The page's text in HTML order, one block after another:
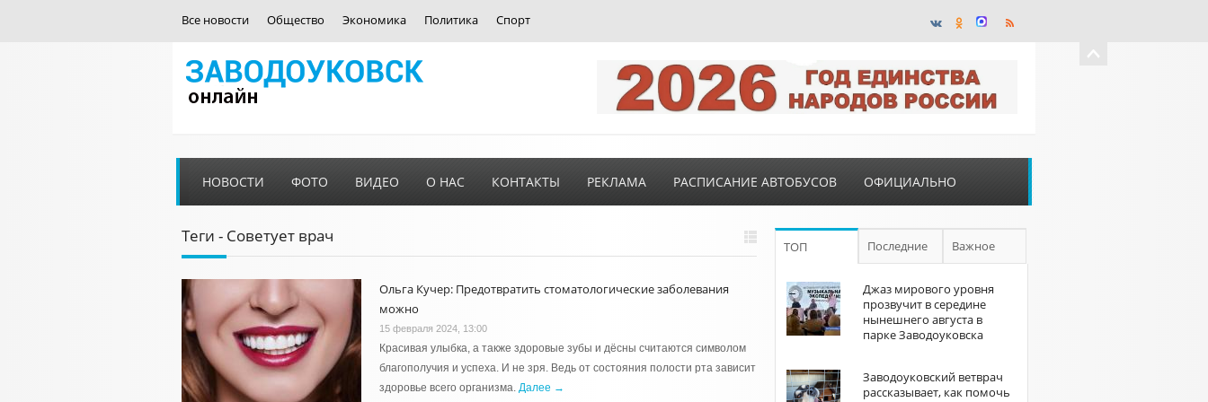
Все новости Общество Экономика Политика Спорт
НОВОСТИ ФОТО ВИДЕО О НАС КОНТАКТЫ РЕКЛАМА РАСПИСАНИЕ АВТОБУСОВ ОФИЦИАЛЬНО
Теги - Советует врач
Ольга Кучер: Предотвратить стоматологические заболевания
можно
15 февраля 2024, 13:00
Красивая улыбка, а также здоровые зубы и дёсны считаются символом
благополучия и успеха. И не зря. Ведь от состояния полости рта зависит
здоровье всего организма. Далее →
ТОП Последние Важное
Джаз мирового уровня
прозвучит в середине
нынешнего августа в
парке Заводоуковска
Заводоуковский ветврач
рассказывает, как помочь